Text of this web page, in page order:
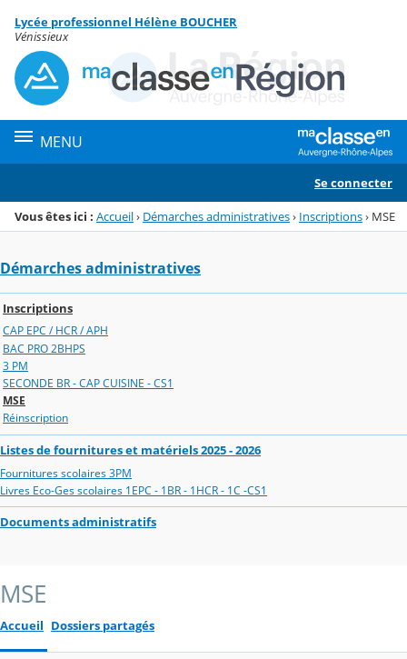
Menu de la rubrique
Contenu
Lycée professionnel Hélène BOUCHER
Vénissieux
MENU
Se connecter
Vous êtes ici : Accueil› Démarches administratives› Inscriptions› MSE
Démarches administratives
Inscriptions
CAP EPC / HCR / APH
BAC PRO 2BHPS
3 PM
SECONDE BR - CAP CUISINE - CS1
MSE
Réinscription
Listes de fournitures et matériels 2025 - 2026
Fournitures scolaires 3PM
Livres Eco-Ges scolaires 1EPC - 1BR - 1HCR - 1C -CS1
Documents administratifs
MSE
Accueil Dossiers partagés